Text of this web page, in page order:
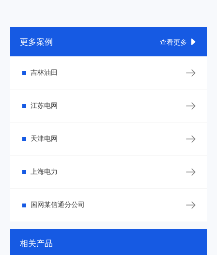
更多案例 查看更多 
吉林油田 
江苏电网 
天津电网 
上海电力 
国网某信通分公司 
相关产品